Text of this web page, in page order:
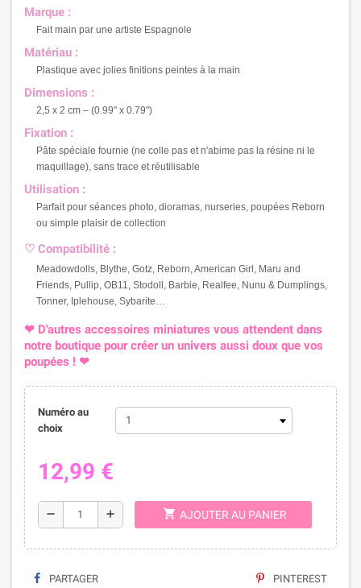
Marque :
Fait main par une artiste Espagnole
Matériau :
Plastique avec jolies finitions peintes à la main
Dimensions :
2,5 x 2 cm – (0.99" x 0.79")
Fixation :
Pâte spéciale fournie (ne colle pas et n'abime pas la résine ni le
maquillage), sans trace et réutilisable
Utilisation :
Parfait pour séances photo, dioramas, nurseries, poupées Reborn
ou simple plaisir de collection
♡ Compatibilité :
Meadowdolls, Blythe, Gotz, Reborn, American Girl, Maru and
Friends, Pullip, OB11, Stodoll, Barbie, Realfee, Nunu & Dumplings,
Tonner, Iplehouse, Sybarite…
❤ D'autres accessoires miniatures vous attendent dans
notre boutique pour créer un univers aussi doux que vos
poupées ! ❤
Numéro au
choix
12,99 €
remove add shopping_cart AJOUTER AU PANIER
PARTAGER PINTEREST